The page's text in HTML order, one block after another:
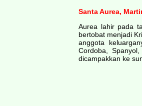
Santa Aurea,
Aurea lahir pada
bertobat menjadi
anggota
Cordoba,
dicampakkan ke